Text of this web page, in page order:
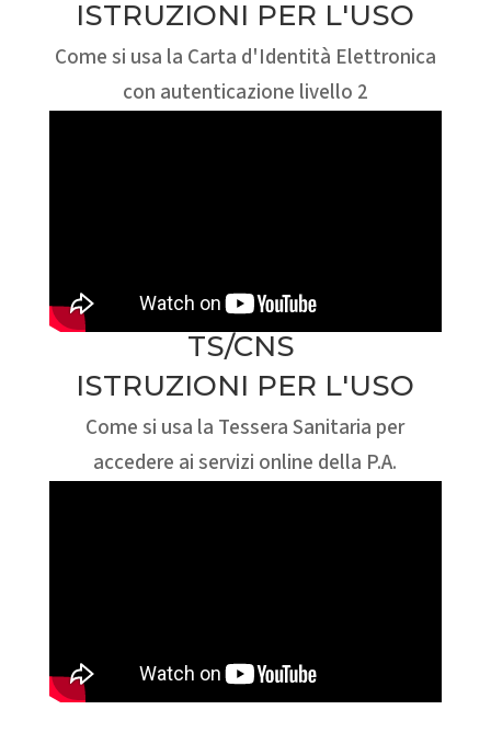
ISTRUZIONI PER L'USO
Come si usa la Carta d'Identità Elettronica
con autenticazione livello 2
TS/CNS
ISTRUZIONI PER L'USO
Come si usa la Tessera Sanitaria per
accedere ai servizi online della P.A.